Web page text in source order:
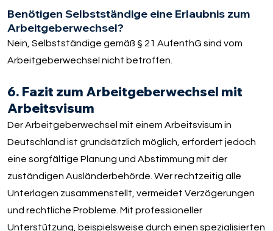
Benötigen Selbstständige eine Erlaubnis zum
Arbeitgeberwechsel?
Nein, Selbstständige gemäß § 21 AufenthG sind vom
Arbeitgeberwechsel nicht betroffen.
6. Fazit zum Arbeitgeberwechsel mit
Arbeitsvisum
Der Arbeitgeberwechsel mit einem Arbeitsvisum in
Deutschland ist grundsätzlich möglich, erfordert jedoch
eine sorgfältige Planung und Abstimmung mit der
zuständigen Ausländerbehörde. Wer rechtzeitig alle
Unterlagen zusammenstellt, vermeidet Verzögerungen
und rechtliche Probleme. Mit professioneller
Unterstützung, beispielsweise durch einen spezialisierten